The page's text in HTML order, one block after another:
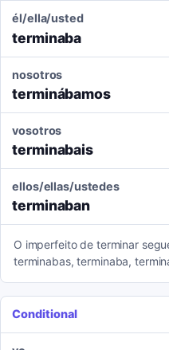
él/ella/usted
terminaba
nosotros
terminábamos
vosotros
terminabais
ellos/ellas/ustedes
terminaban
O imperfeito de terminar
terminabas, terminaba,
Conditional